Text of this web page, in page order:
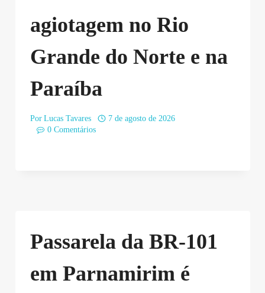
agiotagem no Rio
Grande do Norte e na
Paraíba
Por Lucas Tavares
7 de agosto de 2026
0 Comentários
Passarela da BR-101
em Parnamirim é